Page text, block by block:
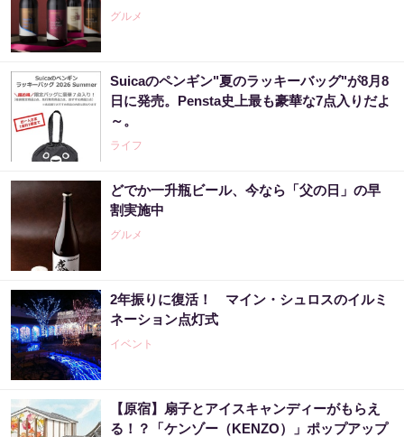
グルメ
Suicaのペンギン"夏のラッキーバッグ"が8月8
日に発売。Pensta史上最も豪華な7点入りだよ
～。
ライフ
どでか一升瓶ビール、今なら「父の日」の早
割実施中
グルメ
2年振りに復活！ マイン・シュロスのイルミ
ネーション点灯式
イベント
【原宿】扇子とアイスキャンディーがもらえ
る！？「ケンゾー（KENZO）」ポップアップ